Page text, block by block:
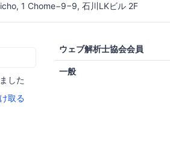
1 Chome−9−9, 石川LKビル 2F
した
取る
ウェブ解析士協会会員
一般